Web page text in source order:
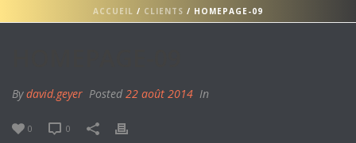
ACCUEIL / CLIENTS / HOMEPAGE-09
Bydavid.geyer Posted 22 août 2014 In
0 0